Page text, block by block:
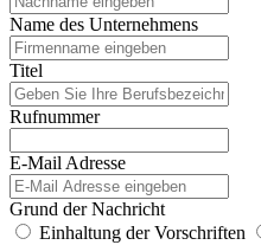
Name des Unternehmens
Titel
Rufnummer
E-Mail Adresse
Grund der Nachricht
Einhaltung der Vorschriften